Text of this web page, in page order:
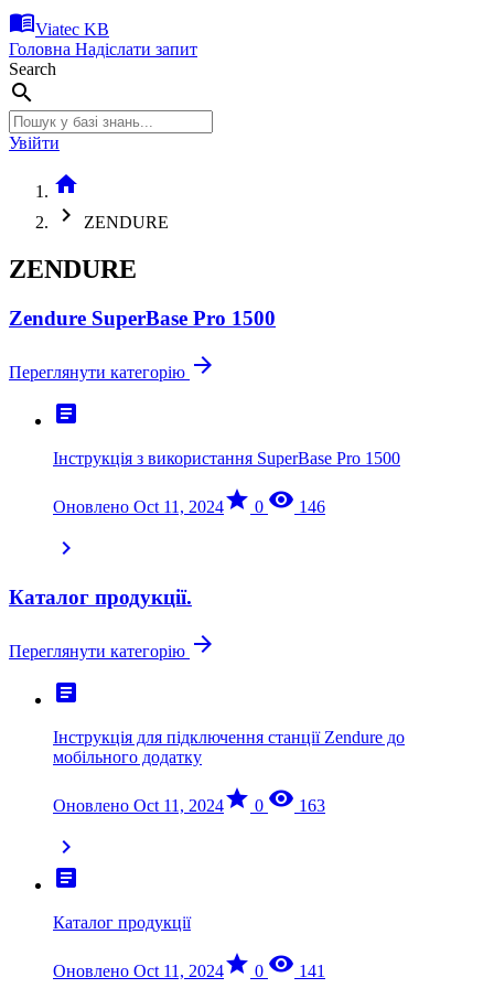
menu_bookViatec KB
Головна Надіслати запит
Search
search
Увійти
home
chevron_right
ZENDURE
ZENDURE
Zendure SuperBase Pro 1500
Переглянути категорію arrow_forward
article
Інструкція з використання SuperBase Pro 1500
Оновлено Oct 11, 2024star 0 visibility 146
chevron_right
Каталог продукції.
Переглянути категорію arrow_forward
article
Інструкція для підключення станції Zendure до
мобільного додатку
Оновлено Oct 11, 2024star 0 visibility 163
chevron_right
article
Каталог продукції
Оновлено Oct 11, 2024star 0 visibility 141